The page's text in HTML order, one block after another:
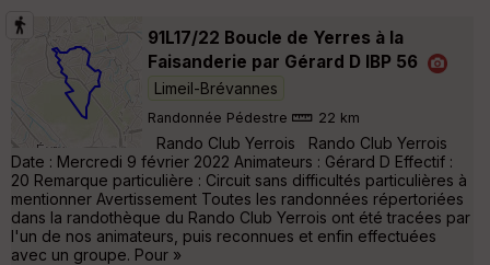
91L17/22 Boucle de Yerres à la
Faisanderie par Gérard D IBP 56
Limeil-Brévannes
Randonnée Pédestre 22 km
Rando Club Yerrois Rando Club Yerrois
Date : Mercredi 9 février 2022 Animateurs : Gérard D Effectif :
20 Remarque particulière : Circuit sans difficultés particulières à
mentionner Avertissement Toutes les randonnées répertoriées
dans la randothèque du Rando Club Yerrois ont été tracées par
l'un de nos animateurs, puis reconnues et enfin effectuées
avec un groupe. Pour »